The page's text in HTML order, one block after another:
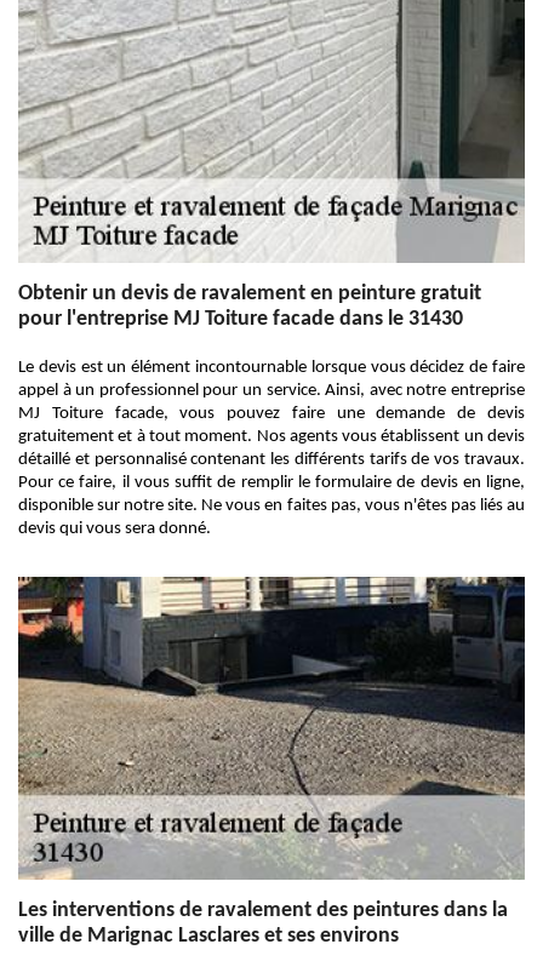
Obtenir un devis de ravalement en peinture gratuit
pour l'entreprise MJ Toiture facade dans le 31430
Le devis est un élément incontournable lorsque vous décidez de faire
appel à un professionnel pour un service. Ainsi, avec notre entreprise
MJ Toiture facade, vous pouvez faire une demande de devis
gratuitement et à tout moment. Nos agents vous établissent un devis
détaillé et personnalisé contenant les différents tarifs de vos travaux.
Pour ce faire, il vous suffit de remplir le formulaire de devis en ligne,
disponible sur notre site. Ne vous en faites pas, vous n'êtes pas liés au
devis qui vous sera donné.
Les interventions de ravalement des peintures dans la
ville de Marignac Lasclares et ses environs